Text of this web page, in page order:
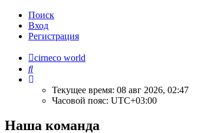
Поиск
Вход
Регистрация
cirneco world
Поиск
Текущее время: 08 авг 2026, 02:47
Часовой пояс: UTC+03:00
Наша команда